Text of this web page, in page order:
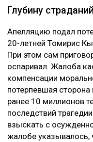
Глубину
Апелляцию подал
20-летней Томирис
При этом сам
оспаривал. Жалоба
компенсации
потерпевшая сторона
ранее 10 миллионов
последствий
взыскать с
жалобе указывалось,